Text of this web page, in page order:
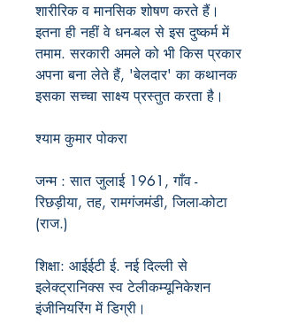
शारीरिक व मानसिक शोषण करते हैं।
इतना ही नहीं वे धन-बल से इस दुष्कर्म में
तमाम. सरकारी अमले को भी किस प्रकार
अपना बना लेते हैं, 'बेलदार' का कथानक
इसका सच्चा साक्ष्य प्रस्तुत करता है।
श्याम कुमार पोकरा
जन्म : सात जुलाई 1961, गाँव -
रिछड़ीया, तह, रामगंजमंडी, जिला-कोटा
(राज.)
शिक्षा: आईईटी ई. नई दिल्ली से
इलेक्ट्रानिक्स स्व टेलीकम्यूनिकेशन
इंजीनियरिंग में डिग्री।